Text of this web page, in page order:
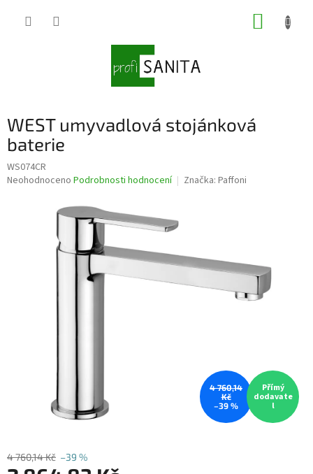
WEST umyvadlová stojánková
baterie
WS074CR
Průměrné
Neohodnoceno Podrobnosti hodnocení Značka: Paffoni
4 760,14
Kč
–39 %
Přímý
dodavate
l
4 760,14 Kč –39 %